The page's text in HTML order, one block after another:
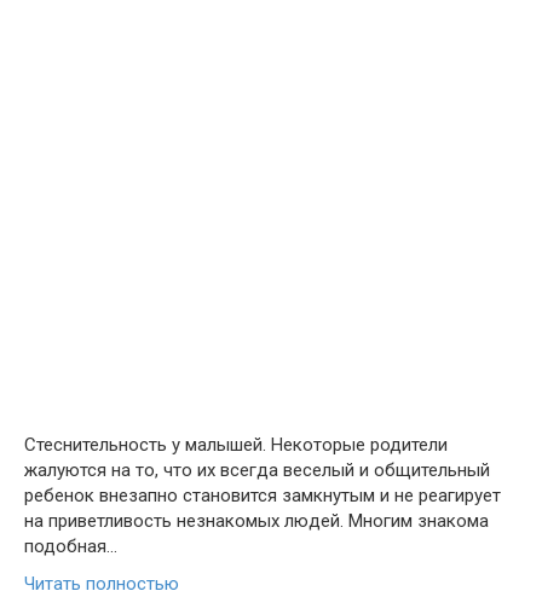
Стеснительность у малышей. Некоторые родители
жалуются на то, что их всегда веселый и общительный
ребенок внезапно становится замкнутым и не реагирует
на приветливость незнакомых людей. Многим знакома
подобная…
Читать полностью